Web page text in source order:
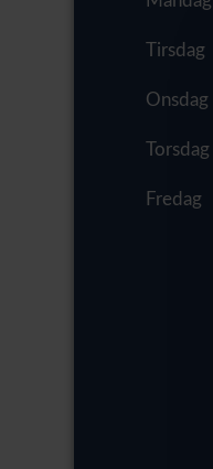
Tirsdag
Onsdag
Torsdag
Fredag